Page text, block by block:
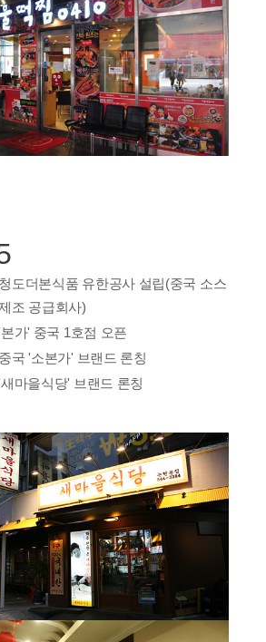
청도더본식품 유한공사 설립(중국 소스
조 공급회사)
가' 중국 1호점 오픈
중국 '소본가' 브랜드 론칭
마을식당' 브랜드 론칭